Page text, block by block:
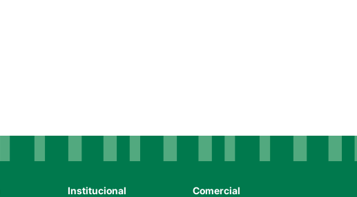
Institucional Comercial